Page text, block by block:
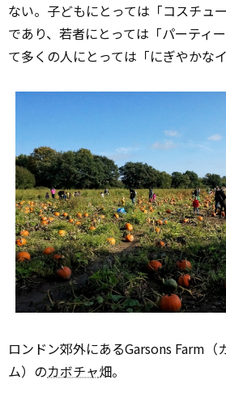
ない。子どもにとっては「コスチュ
であり、若者にとっては「パーティ
て多くの人にとっては「にぎやかな
ロンドン郊外にあるGarsons Farm（
ム）のカボチャ畑。